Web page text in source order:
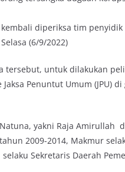
diperiksa tim
(6/9/2022)
tersebut, untuk dilakukan
Penuntut Umum (JPU)
yakni Raja Amirullah
2009-2014, Makmur
Sekretaris Daerah